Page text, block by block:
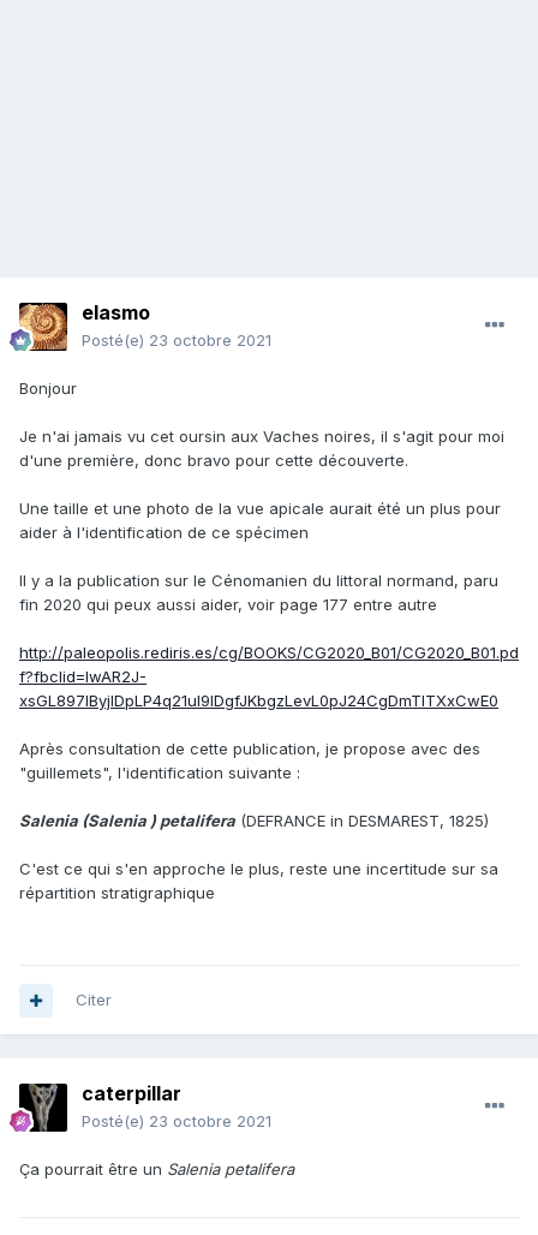
elasmo
Posté(e) 23 octobre 2021
Bonjour
Je n'ai jamais vu cet oursin aux Vaches noires, il s'agit pour moi
d'une première, donc bravo pour cette découverte.
Une taille et une photo de la vue apicale aurait été un plus pour
aider à l'identification de ce spécimen
Il y a la publication sur le Cénomanien du littoral normand, paru
fin 2020 qui peux aussi aider, voir page 177 entre autre
http://paleopolis.rediris.es/cg/BOOKS/CG2020_B01/CG2020_B01.pd
f?fbclid=IwAR2J-
xsGL897lByjlDpLP4q21ul9lDgfJKbgzLevL0pJ24CgDmTlTXxCwE0
Après consultation de cette publication, je propose avec des
"guillemets", l'identification suivante :
Salenia (Salenia ) petalifera (DEFRANCE in DESMAREST, 1825)
C'est ce qui s'en approche le plus, reste une incertitude sur sa
répartition stratigraphique
Citer
caterpillar
Posté(e) 23 octobre 2021
Ça pourrait être un Salenia petalifera